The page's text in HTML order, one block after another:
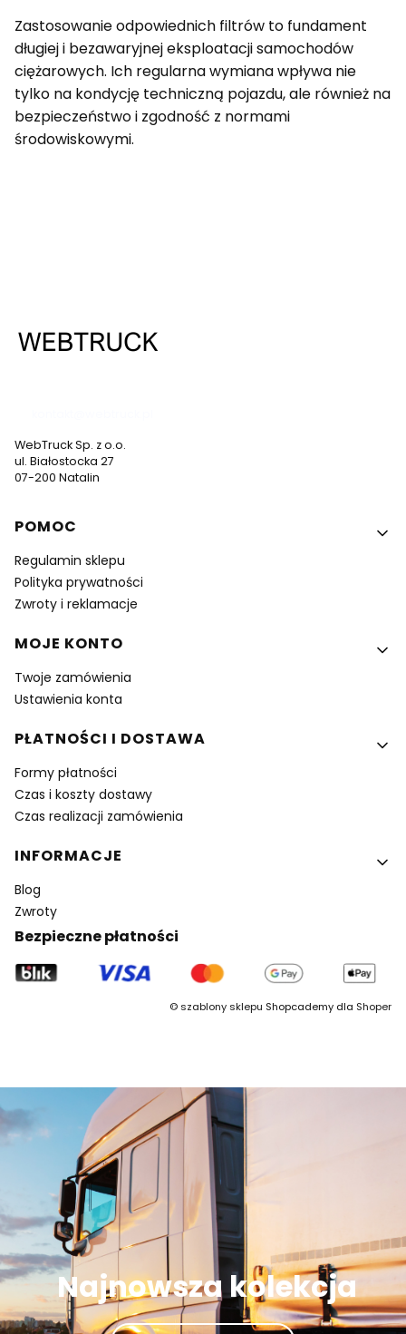
Zastosowanie odpowiednich filtrów to fundament
długiej i bezawaryjnej eksploatacji samochodów
ciężarowych. Ich regularna wymiana wpływa nie
tylko na kondycję techniczną pojazdu, ale również na
bezpieczeństwo i zgodność z normami
środowiskowymi.
WebTruck Sp. z o.o.
ul. Białostocka 27
07-200 Natalin
Linki w stopce
POMOC
Regulamin sklepu
Polityka prywatności
Zwroty i reklamacje
MOJE KONTO
Twoje zamówienia
Ustawienia konta
PŁATNOŚCI I DOSTAWA
Formy płatności
Czas i koszty dostawy
Czas realizacji zamówienia
INFORMACJE
Blog
Zwroty
Bezpieczne płatności
©szablony sklepu Shopcademy dla Shoper
Najnowsza kolekcja